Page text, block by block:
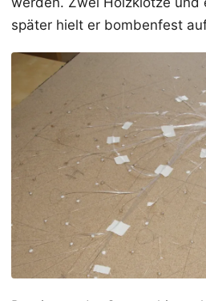
später hielt er bombenfest